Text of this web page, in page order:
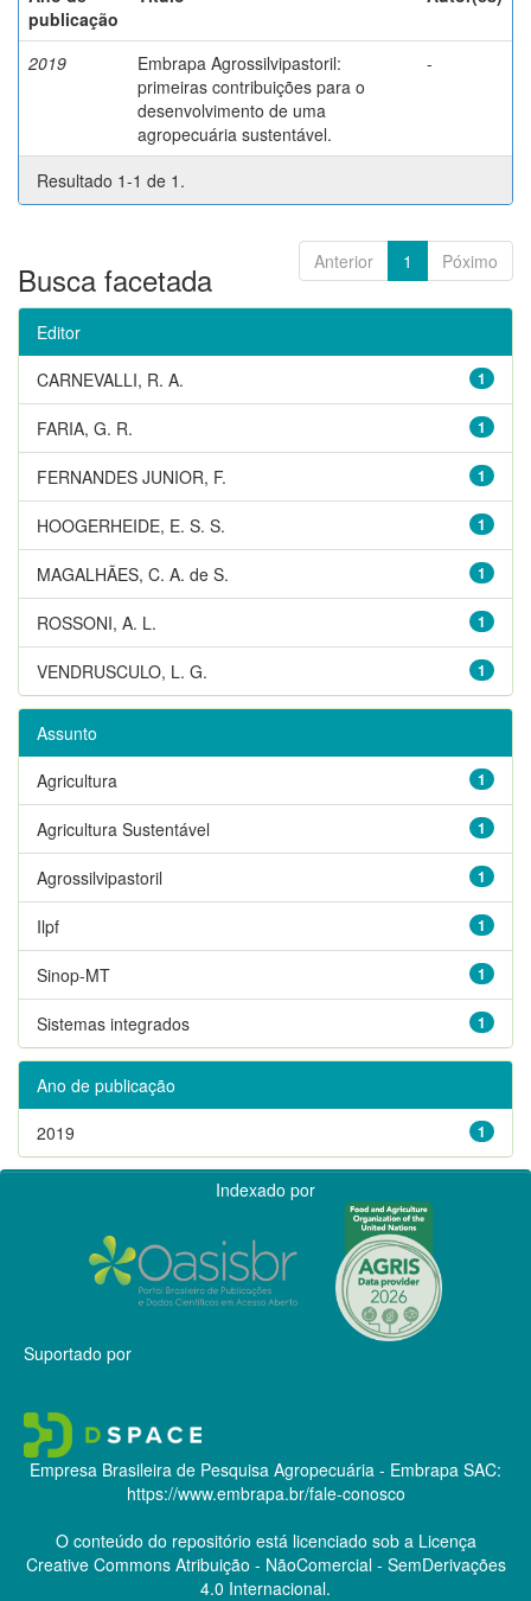
publicação
2019
Embrapa Agrossilvipastoril:
primeiras contribuições para o
desenvolvimento de uma
agropecuária sustentável.
-
Resultado 1-1 de 1.
Anterior 1 Póximo
Busca facetada
Editor
1
CARNEVALLI, R. A.
1
FARIA, G. R.
1
FERNANDES JUNIOR, F.
1
HOOGERHEIDE, E. S. S.
1
MAGALHÃES, C. A. de S.
1
ROSSONI, A. L.
1
VENDRUSCULO, L. G.
Assunto
1
Agricultura
1
Agricultura Sustentável
1
Agrossilvipastoril
1
Ilpf
1
Sinop-MT
1
Sistemas integrados
Ano de publicação
1
2019
Indexado por
Suportado por
Empresa Brasileira de Pesquisa Agropecuária - Embrapa SAC:
https://www.embrapa.br/fale-conosco
O conteúdo do repositório está licenciado sob a Licença
Creative CommonsAtribuição - NãoComercial - SemDerivações
4.0 Internacional.